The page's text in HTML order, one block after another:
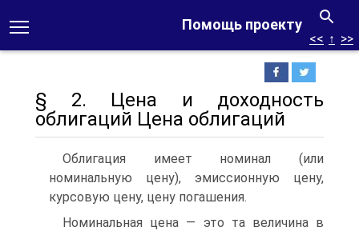
Помощь проекту
<< ↑ >>
§ 2. Цена и доходность
облигаций Цена облигаций
Облигация имеет номинал (или
номинальную цену), эмиссионную цену,
курсовую цену, цену погашения.
Номинальная цена — это та величина в